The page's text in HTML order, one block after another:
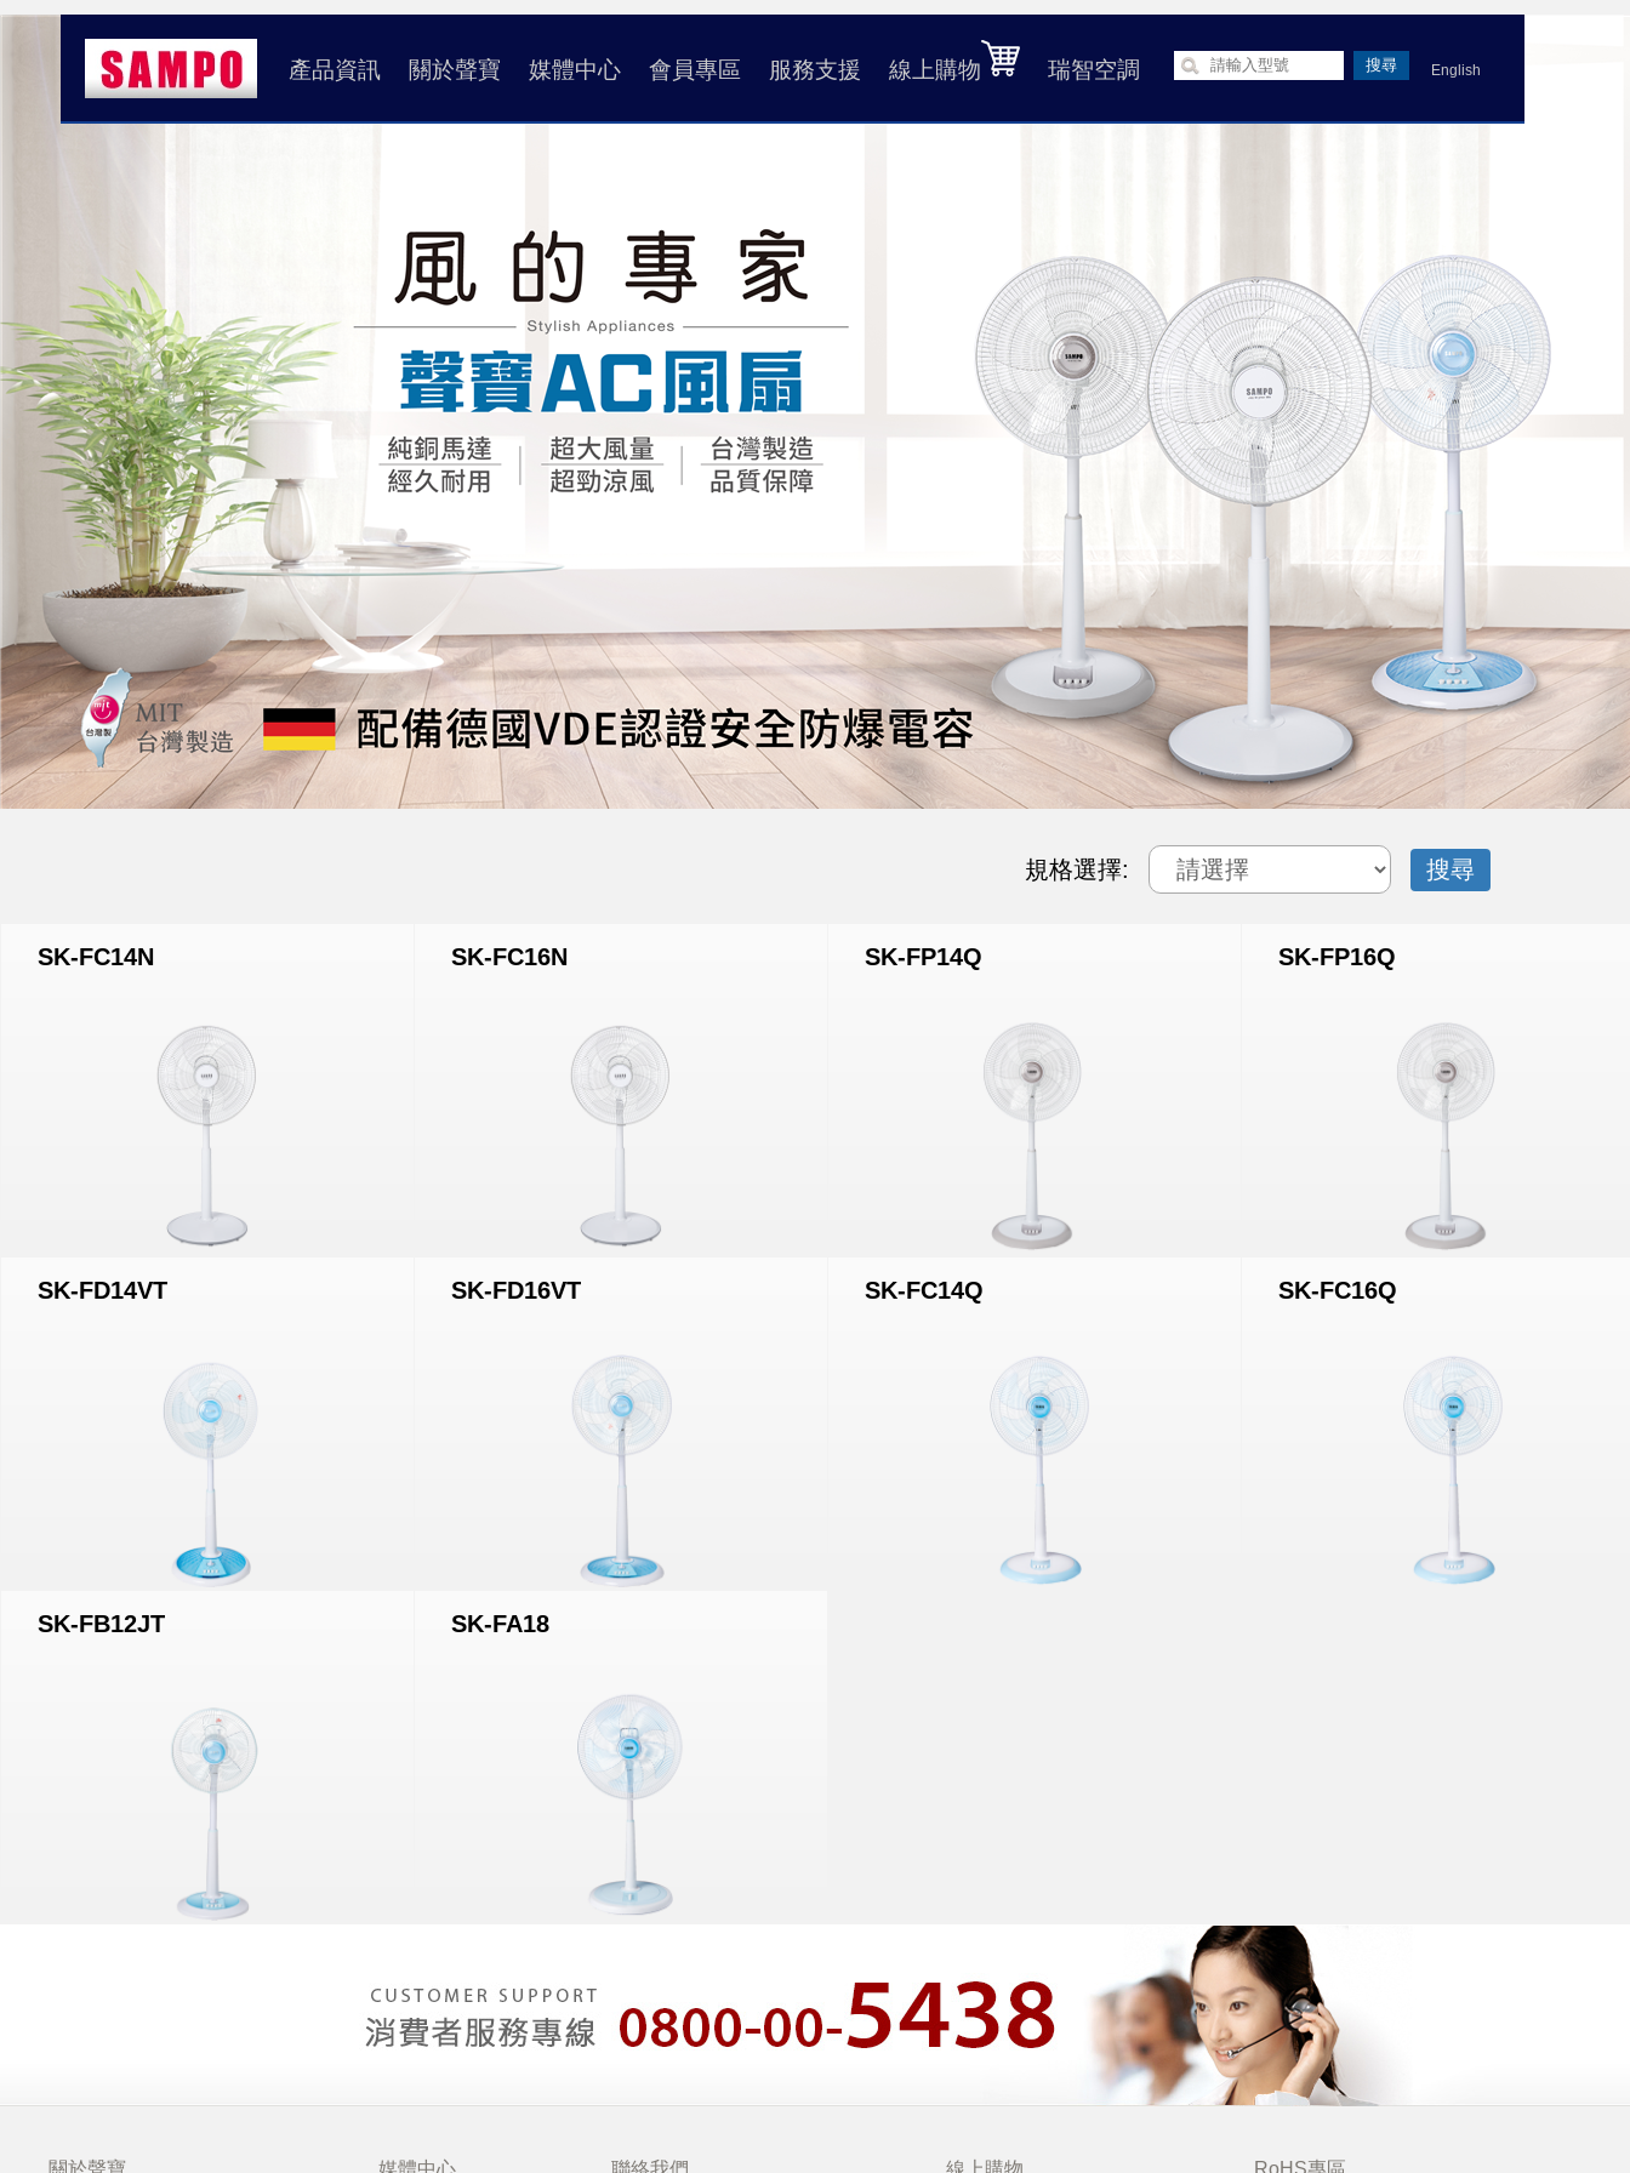
產品資訊 關於聲寶 媒體中心 會員專區 服務支援 線上購物 瑞智空調 English
規格選擇:
SK-FC14N SK-FC16N SK-FP14Q SK-FP16Q
SK-FD14VT SK-FD16VT SK-FC14Q SK-FC16Q
SK-FB12JT SK-FA18
關於聲寶 媒體中心 聯絡我們 線上購物 RoHS專區